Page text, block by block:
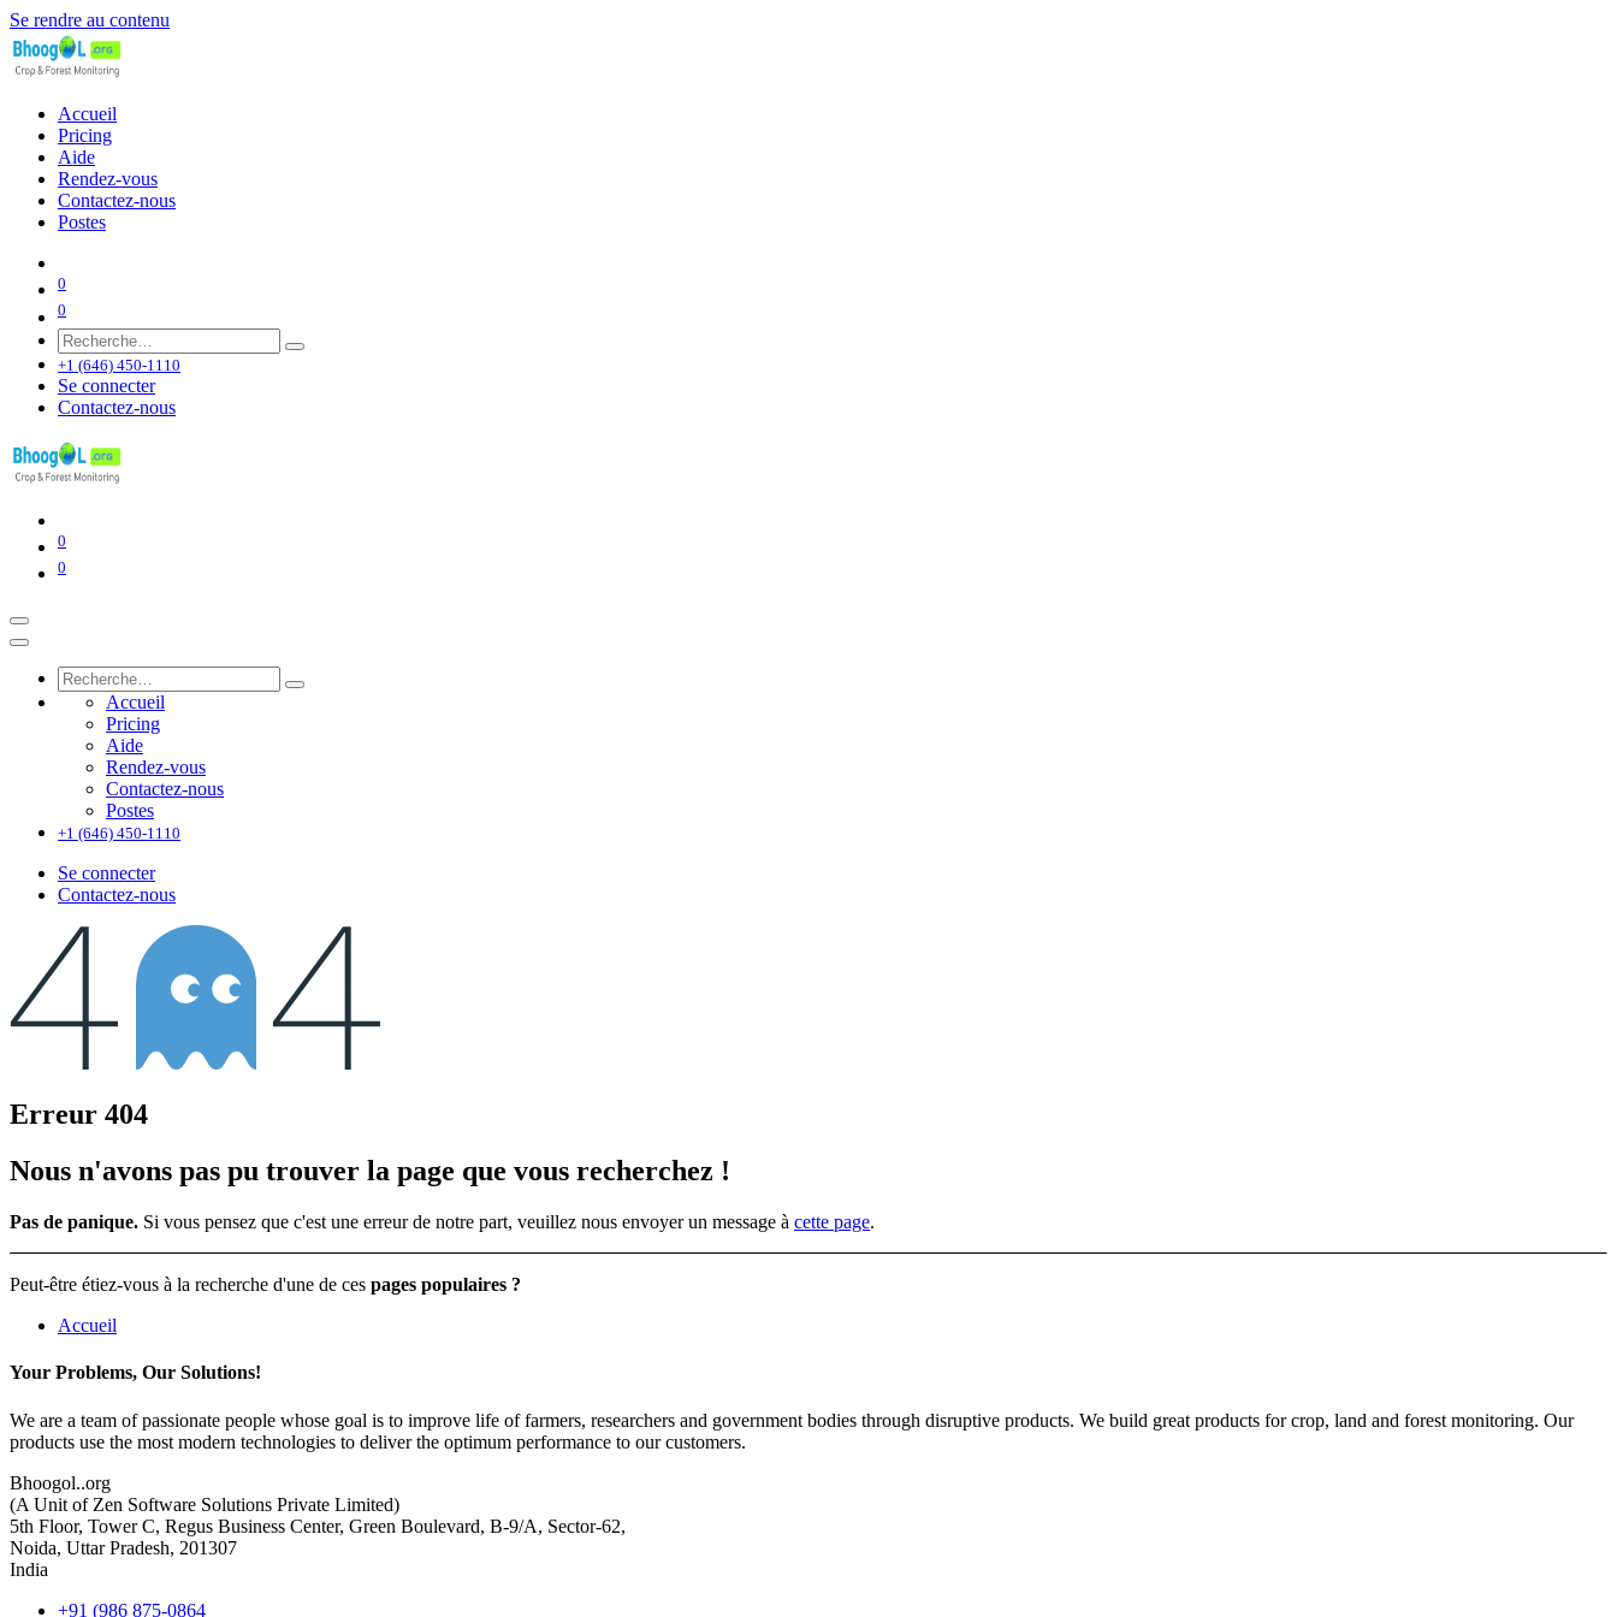
Se rendre au contenu
Accueil
Pricing
Aide
Rendez-vous
Contactez-nous
Postes
0
0
+1 (646) 450-1110
Se connecter
Contactez-nous
0
0
Accueil
Pricing
Aide
Rendez-vous
Contactez-nous
Postes
+1 (646) 450-1110
Se connecter
Contactez-nous
Erreur 404
Nous n'avons pas pu trouver la page que vous recherchez !
Pas de panique. Si vous pensez que c'est une erreur de notre part, veuillez nous envoyer un message à cette page.
Peut-être étiez-vous à la recherche d'une de ces pages populaires ?
Accueil
Your Problems, Our Solutions!
We are a team of passionate people whose goal is to improve life of farmers, researchers and government bodies through disruptive products. We build great products for crop, land and forest monitoring. Our
products use the most modern technologies to deliver the optimum performance to our customers.
Bhoogol..org
(A Unit of Zen Software Solutions Private Limited)
5th Floor, Tower C, Regus Business Center, Green Boulevard, B-9/A, Sector-62,
Noida, Uttar Pradesh, 201307
India
+91 (986 875-0864